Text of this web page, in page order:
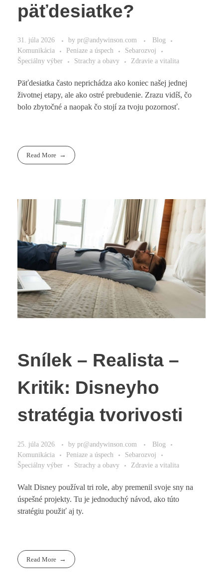
päťdesiatke?
31. júla 2026 by pr@andywinson.com
Blog
Komunikácia
Peniaze a úspech
Sebarozvoj
Špeciálny výber
Strachy a obavy Zdravie a vitalita
Päťdesiatka často neprichádza ako koniec našej jednej
životnej etapy, ale ako ostré prebudenie. Zrazu vidíš, čo
bolo zbytočné a naopak čo stojí za tvoju pozornosť.
Read More
Snílek – Realista –
Kritik: Disneyho
stratégia tvorivosti
25. júla 2026 by pr@andywinson.com
Blog
Komunikácia
Peniaze a úspech
Sebarozvoj
Špeciálny výber
Strachy a obavy Zdravie a vitalita
Walt Disney používal tri role, aby premenil svoje sny na
úspešné projekty. Tu je jednoduchý návod, ako túto
stratégiu použiť aj ty.
Read More